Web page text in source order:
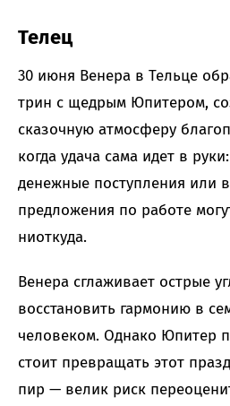
Телец
30 июня Венера в Тельце
трин с щедрым Юпитером,
сказочную атмосферу
когда удача сама идет в
денежные поступления или
предложения по работе
ниоткуда.
Венера сглаживает острые
восстановить гармонию в
человеком. Однако Юпитер
стоит превращать этот
пир — велик риск